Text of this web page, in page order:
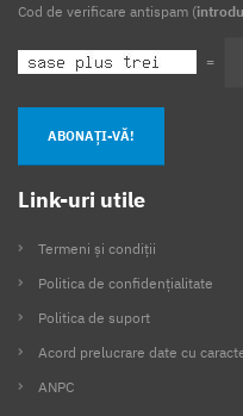
Cod de verificare antispam (
=
ABONAȚI-VĂ!
Link-uri utile
Termeni și condiții
Politica de confidențialitate
Politica de suport
Acord prelucrare date cu
ANPC